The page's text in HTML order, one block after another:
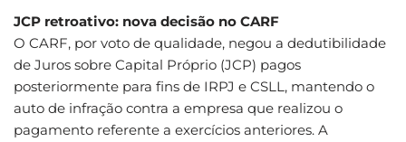
JCP retroativo: nova decisão no CARF
O CARF, por voto de qualidade, negou a dedutibilidade
de Juros sobre Capital Próprio (JCP) pagos
posteriormente para fins de IRPJ e CSLL, mantendo o
auto de infração contra a empresa que realizou o
pagamento referente a exercícios anteriores. A